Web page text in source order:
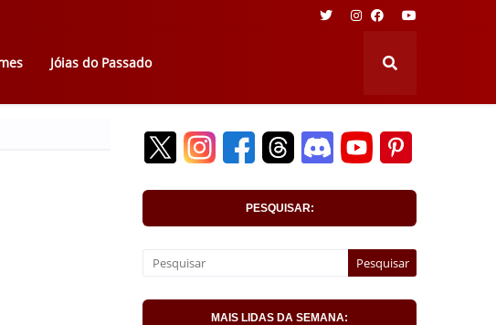
Jóias do Passado
PESQUISAR:
MAIS LIDAS DA SEMANA: